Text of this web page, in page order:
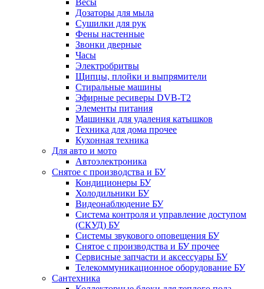
Весы
Дозаторы для мыла
Сушилки для рук
Фены настенные
Звонки дверные
Часы
Электробритвы
Щипцы, плойки и выпрямители
Стиральные машины
Эфирные ресиверы DVB-T2
Элементы питания
Машинки для удаления катышков
Техника для дома прочее
Кухонная техника
Для авто и мото
Автоэлектроника
Снятое с производства и БУ
Кондиционеры БУ
Холодильники БУ
Видеонаблюдение БУ
Система контроля и управление доступом
(СКУД) БУ
Системы звукового оповещения БУ
Снятое с производства и БУ прочее
Сервисные запчасти и аксессуары БУ
Телекоммуникационное оборудование БУ
Сантехника